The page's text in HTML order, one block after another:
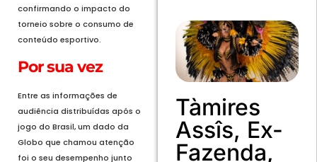
confirmando o impacto do
torneio sobre o consumo de
conteúdo esportivo.
Por sua vez
Entre as informações de
audiência distribuídas após o
jogo do Brasil, um dado da
Globo que chamou atenção
foi o seu desempenho junto
Tàmires
Assîs, Ex-
Fazenda,